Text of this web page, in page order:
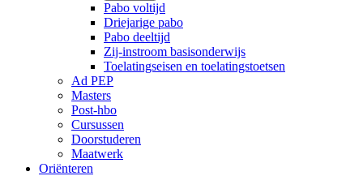
Pabo voltijd
Driejarige pabo
Pabo deeltijd
Zij-instroom basisonderwijs
Toelatingseisen en toelatingstoetsen
Ad PEP
Masters
Post-hbo
Cursussen
Doorstuderen
Maatwerk
Oriënteren